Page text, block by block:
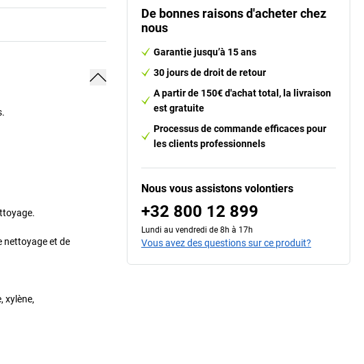
nettoyage et de
xylène,
De bonnes raisons d'acheter chez
nous
Garantie jusqu’à 15 ans
30 jours de droit de retour
A partir de 150€ d'achat total, la livraison
est gratuite
Processus de commande efficaces pour
les clients professionnels
Nous vous assistons volontiers
+32 800 12 899
Lundi au vendredi de 8h à 17h
Vous avez des questions sur ce produit?